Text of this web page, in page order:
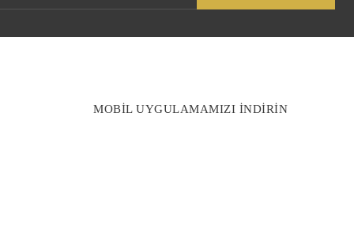
MOBİL UYGULAMAMIZI İNDİRİN